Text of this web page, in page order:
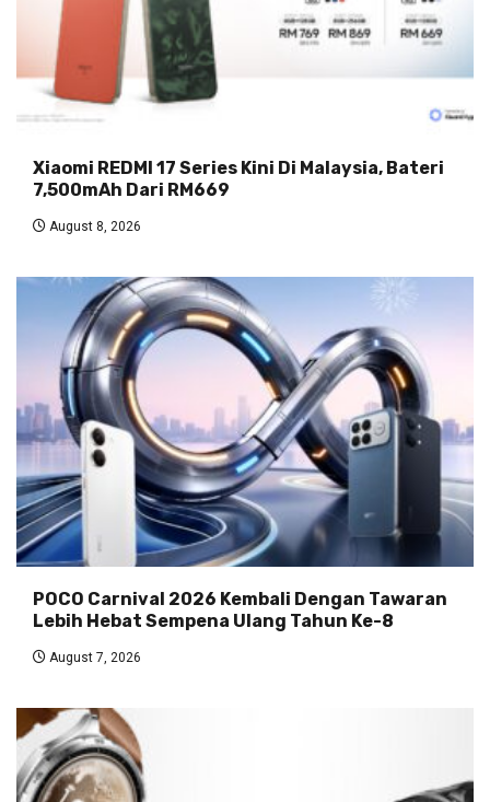
Xiaomi REDMI 17 Series Kini Di Malaysia, Bateri
7,500mAh Dari RM669
August 8, 2026
POCO Carnival 2026 Kembali Dengan Tawaran
Lebih Hebat Sempena Ulang Tahun Ke-8
August 7, 2026